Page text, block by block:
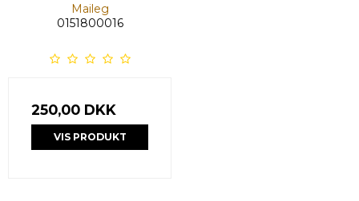
Maileg
0151800016
250,00 DKK
VIS PRODUKT